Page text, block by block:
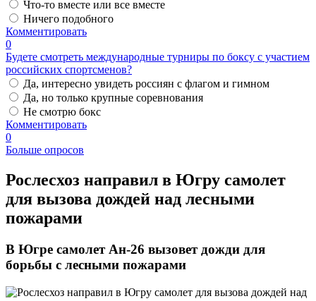
Что-то вместе или все вместе
Ничего подобного
Комментировать
0
Будете смотреть международные турниры по боксу с участием
российских спортсменов?
Да, интересно увидеть россиян с флагом и гимном
Да, но только крупные соревнования
Не смотрю бокс
Комментировать
0
Больше опросов
​Рослесхоз направил в Югру самолет
для вызова дождей над лесными
пожарами
В Югре самолет Ан-26 вызовет дожди для
борьбы с лесными пожарами